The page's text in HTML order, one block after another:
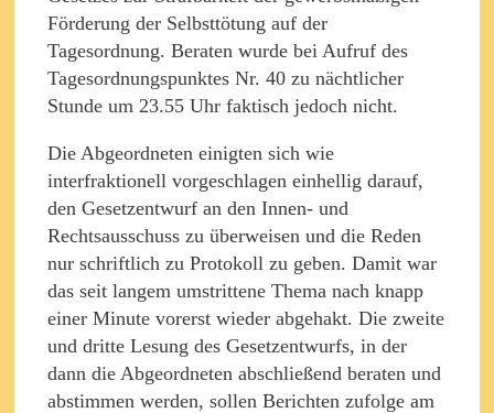
Förderung der Selbsttötung auf der
Tagesordnung. Beraten wurde bei Aufruf des
Tagesordnungspunktes Nr. 40 zu nächtlicher
Stunde um 23.55 Uhr faktisch jedoch nicht.
Die Abgeordneten einigten sich wie
interfraktionell vorgeschlagen einhellig darauf,
den Gesetzentwurf an den Innen- und
Rechtsausschuss zu überweisen und die Reden
nur schriftlich zu Protokoll zu geben. Damit war
das seit langem umstrittene Thema nach knapp
einer Minute vorerst wieder abgehakt. Die zweite
und dritte Lesung des Gesetzentwurfs, in der
dann die Abgeordneten abschließend beraten und
abstimmen werden, sollen Berichten zufolge am